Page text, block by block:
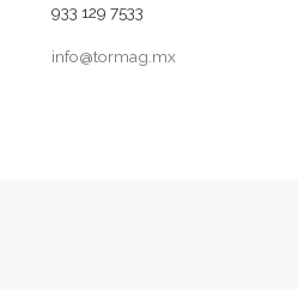
933 129 7533
info@tormag.mx